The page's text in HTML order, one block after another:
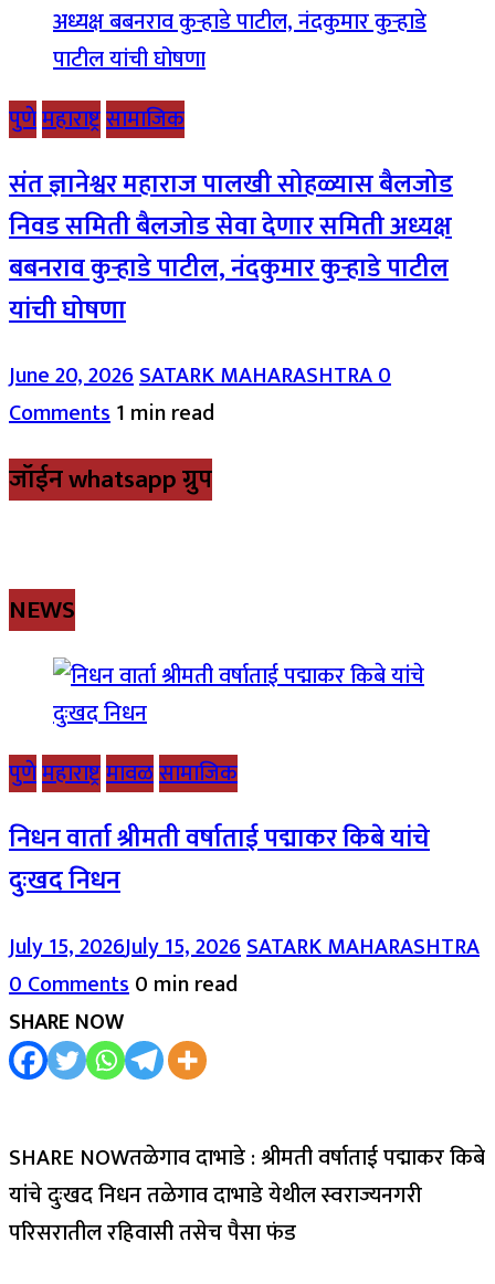
पुणेमहाराष्ट्रसामाजिक
संत ज्ञानेश्वर महाराज पालखी सोहळ्यास बैलजोड
निवड समिती बैलजोड सेवा देणार समिती अध्यक्ष
बबनराव कुऱ्हाडे पाटील, नंदकुमार कुऱ्हाडे पाटील
यांची घोषणा
June 20, 2026SATARK MAHARASHTRA0
Comments1 min read
जॉईन whatsapp ग्रुप
NEWS
पुणेमहाराष्ट्रमावळसामाजिक
निधन वार्ता श्रीमती वर्षाताई पद्माकर किबे यांचे
दुःखद निधन
July 15, 2026July 15, 2026SATARK MAHARASHTRA
0 Comments0 min read
SHARE NOW
SHARE NOWतळेगाव दाभाडे : श्रीमती वर्षाताई पद्माकर किबे
यांचे दुःखद निधन तळेगाव दाभाडे येथील स्वराज्यनगरी
परिसरातील रहिवासी तसेच पैसा फंड